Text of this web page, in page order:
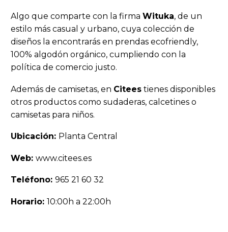
Algo que comparte con la firma Wituka, de un
estilo más casual y urbano, cuya colección de
diseños la encontrarás en prendas ecofriendly,
100% algodón orgánico, cumpliendo con la
política de comercio justo.
Además de camisetas, en Citees tienes disponibles
otros productos como sudaderas, calcetines o
camisetas para niños.
Ubicación: Planta Central
Web: www.citees.es
Teléfono: 965 21 60 32
Horario: 10:00h a 22:00h